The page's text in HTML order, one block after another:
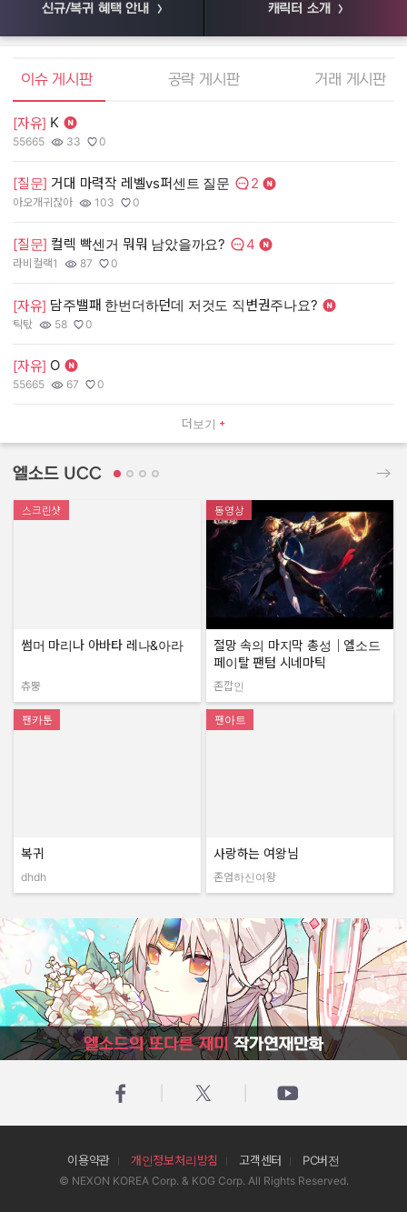
신규/복귀 혜택 안내 캐릭터 소개
엘소드 커뮤니티
이슈 게시판 공략 게시판 거래 게시판
더보기
[자유] K
작성자:
55665
조회수:
33
추천수:
0
[질문] 거대 마력작 레벨vs퍼센트 질문 댓글수:
2
작성자:
아오개귀찮아
조회수:
103
추천수:
0
[질문] 컬렉 빡센거 뭐뭐 남았을까요? 댓글수:
4
작성자:
라비컬랙1
조회수:
87
추천수:
0
[자유] 담주밸패 한번더하던데 저것도 직변권주나요?
작성자:
틱탃
조회수:
58
추천수:
0
[자유] O
작성자:
55665
조회수:
67
추천수:
0
엘소드 UCC
스크린샷
썸머 마리나 아바타 레나&아라
작성자:
츄뿡
동영상
절망 속의 마지막 총성｜엘소드
페이탈 팬텀 시네마틱
작성자:
존깝인
팬카툰
복귀
dhdh
팬아트
사랑하는 여왕님
작성자:
존엄하신여왕
엘소드의 또다른 재미 작가연재만화
이용약관 개인정보처리방침 고객센터 PC버전
© NEXON KOREA Corp. & KOG Corp. All Rights Reserved.